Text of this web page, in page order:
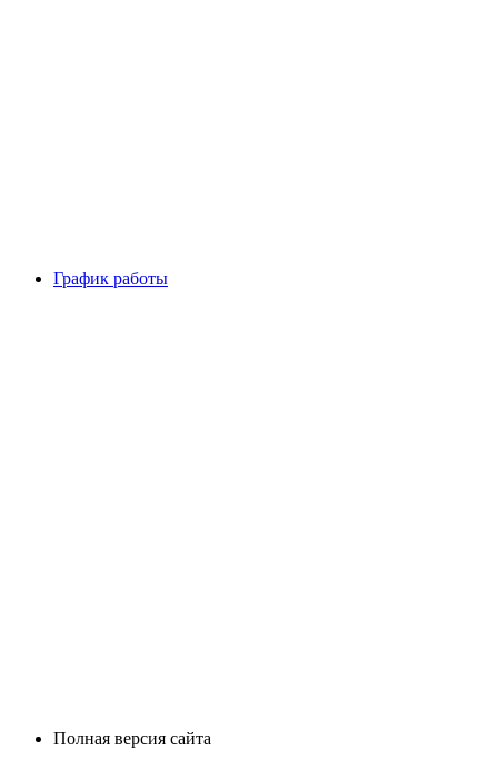
График работы
Полная версия сайта